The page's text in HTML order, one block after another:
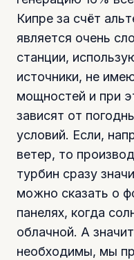
Кипре за счёт
является очень
станции,
источники, не
мощностей и при
зависят от
условий. Если,
ветер, то
турбин сразу
можно сказать о
панелях, когда
облачной. А
необходимы, мы